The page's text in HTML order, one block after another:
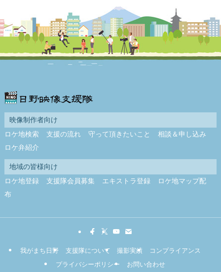
映像制作者向け
ロケ地検索
支援の流れ 守って頂きたいこと
相談＆申し込み
ロケ弁紹介
地域の皆様向け
ロケ地登録
支援隊会員募集 エキストラ登録
ロケ地マップ配
布
我がまち日野 支援隊について 撮影実績
コンプライアンス
プライバシーポリシー
お問い合わせ